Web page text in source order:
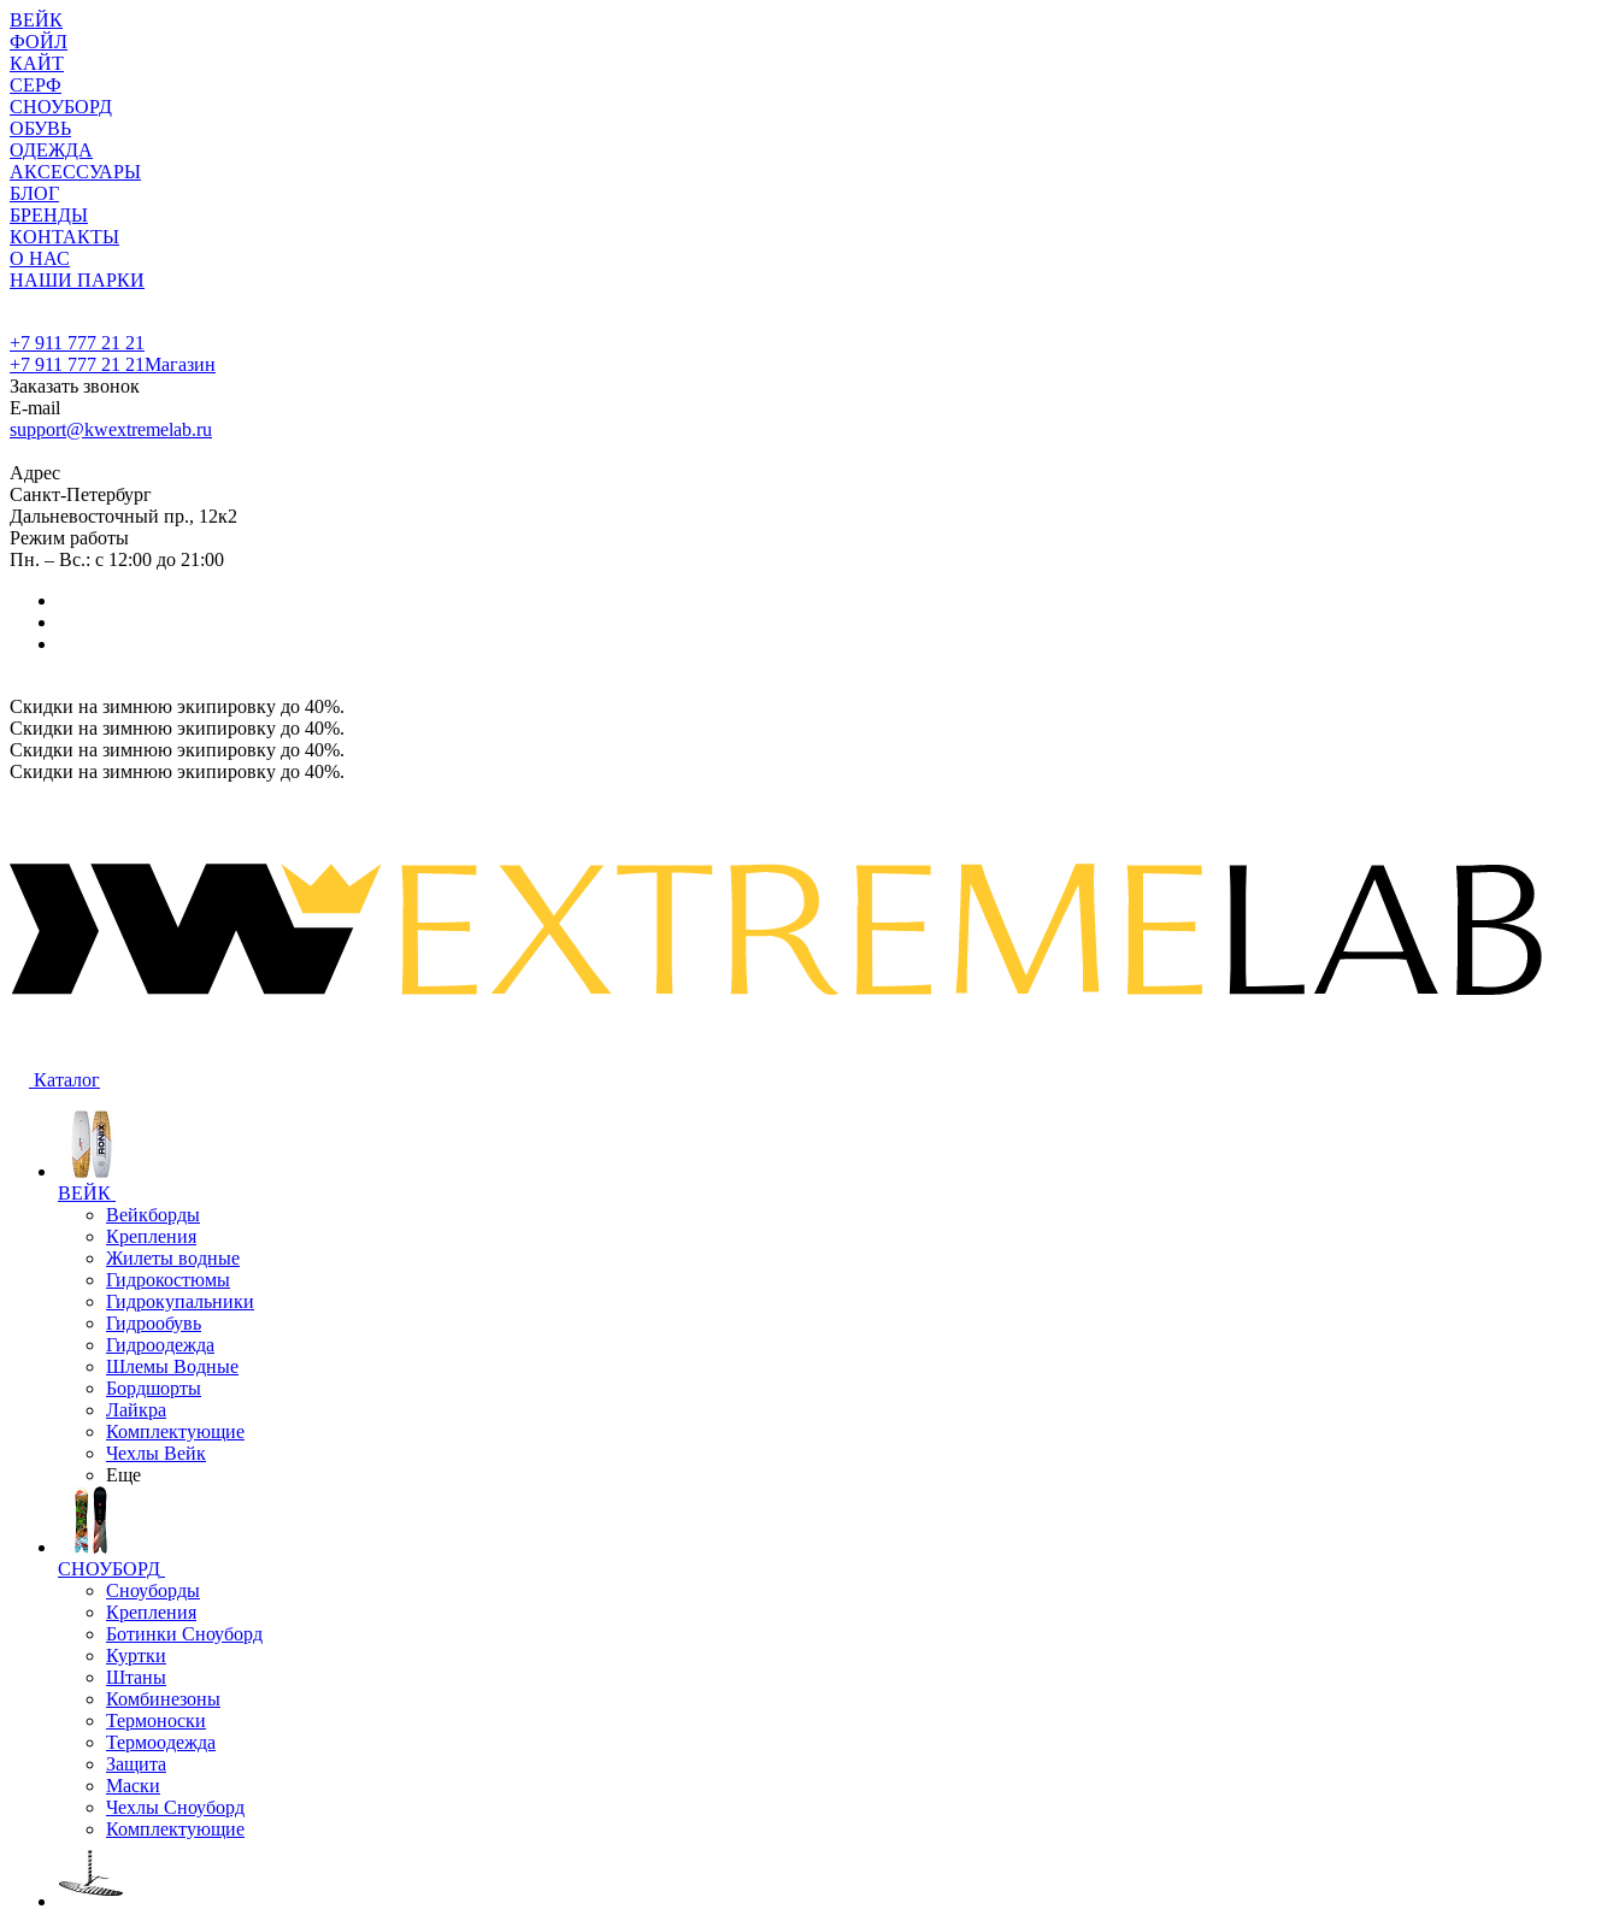
ВЕЙК
ФОЙЛ
КАЙТ
СЕРФ
СНОУБОРД
ОБУВЬ
ОДЕЖДА
АКСЕССУАРЫ
БЛОГ
БРЕНДЫ
КОНТАКТЫ
О НАС
НАШИ ПАРКИ
+7 911 777 21 21
+7 911 777 21 21Магазин
Заказать звонок
E-mail
support@kwextremelab.ru
Адрес
Санкт-Петербург
Дальневосточный пр., 12к2
Режим работы
Пн. – Вс.: с 12:00 до 21:00
Скидки на зимнюю экипировку до 40%.
Скидки на зимнюю экипировку до 40%.
Скидки на зимнюю экипировку до 40%.
Скидки на зимнюю экипировку до 40%.
Каталог
ВЕЙК
Вейкборды
Крепления
Жилеты водные
Гидрокостюмы
Гидрокупальники
Гидрообувь
Гидроодежда
Шлемы Водные
Бордшорты
Лайкра
Комплектующие
Чехлы Вейк
Еще
СНОУБОРД
Сноуборды
Крепления
Ботинки Сноуборд
Куртки
Штаны
Комбинезоны
Термоноски
Термоодежда
Защита
Маски
Чехлы Сноуборд
Комплектующие